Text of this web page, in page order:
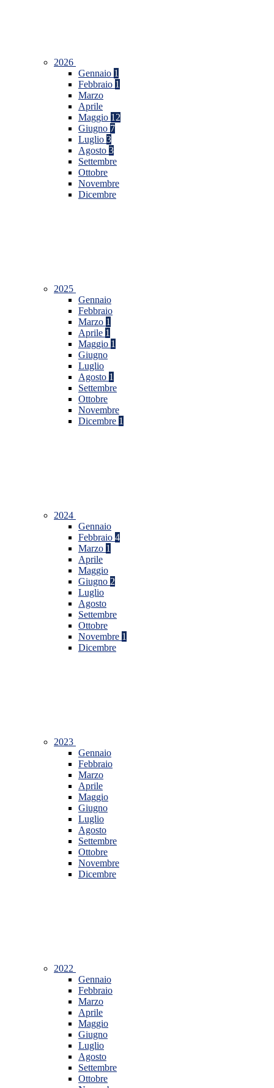
2026
Gennaio 1
Febbraio 1
Marzo
Aprile
Maggio 12
Giugno 7
Luglio 3
Agosto 3
Settembre
Ottobre
Novembre
Dicembre
2025
Gennaio
Febbraio
Marzo 1
Aprile 1
Maggio 1
Giugno
Luglio
Agosto 1
Settembre
Ottobre
Novembre
Dicembre 1
2024
Gennaio
Febbraio 4
Marzo 1
Aprile
Maggio
Giugno 2
Luglio
Agosto
Settembre
Ottobre
Novembre 1
Dicembre
2023
Gennaio
Febbraio
Marzo
Aprile
Maggio
Giugno
Luglio
Agosto
Settembre
Ottobre
Novembre
Dicembre
2022
Gennaio
Febbraio
Marzo
Aprile
Maggio
Giugno
Luglio
Agosto
Settembre
Ottobre